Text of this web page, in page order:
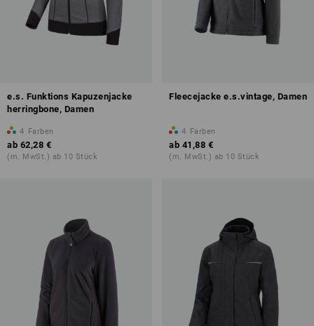
e.s. Funktions Kapuzenjacke
herringbone, Damen
4 Farben
ab 62,28 €
(m. MwSt.) ab 10 Stück
Fleecejacke e.s.vintage, Damen
4 Farben
ab 41,88 €
(m. MwSt.) ab 10 Stück